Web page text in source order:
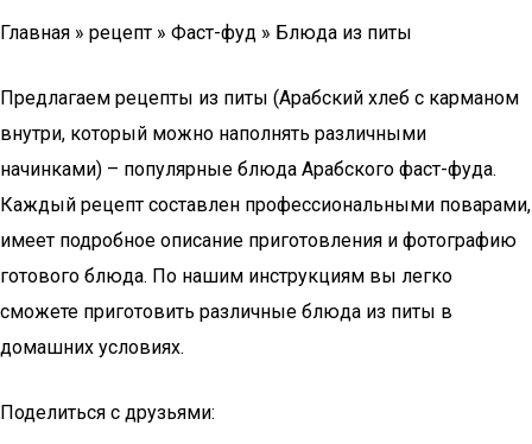
Главная » рецепт » Фаст-фуд » Блюда из питы
Предлагаем рецепты из питы (Арабский хлеб с карманом
внутри, который можно наполнять различными
начинками) – популярные блюда Арабского фаст-фуда.
Каждый рецепт составлен профессиональными поварами,
имеет подробное описание приготовления и фотографию
готового блюда. По нашим инструкциям вы легко
сможете приготовить различные блюда из питы в
домашних условиях.
Поделиться с друзьями: